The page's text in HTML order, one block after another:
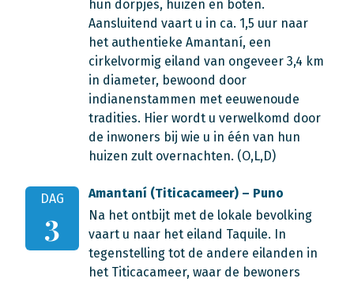
hun dorpjes, huizen en boten.
Aansluitend vaart u in ca. 1,5 uur naar
het authentieke Amantaní, een
cirkelvormig eiland van ongeveer 3,4 km
in diameter, bewoond door
indianenstammen met eeuwenoude
tradities. Hier wordt u verwelkomd door
de inwoners bij wie u in één van hun
huizen zult overnachten. (O,L,D)
DAG
3
Amantaní (Titicacameer) – Puno
Na het ontbijt met de lokale bevolking
vaart u naar het eiland Taquile. In
tegenstelling tot de andere eilanden in
het Titicacameer, waar de bewoners